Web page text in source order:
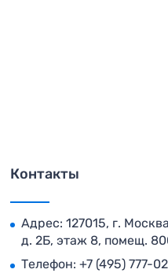
Контакты
Адрес: 127015, г.
д. 2Б, этаж 8, помещ.
Телефон: +7 (495) 777-